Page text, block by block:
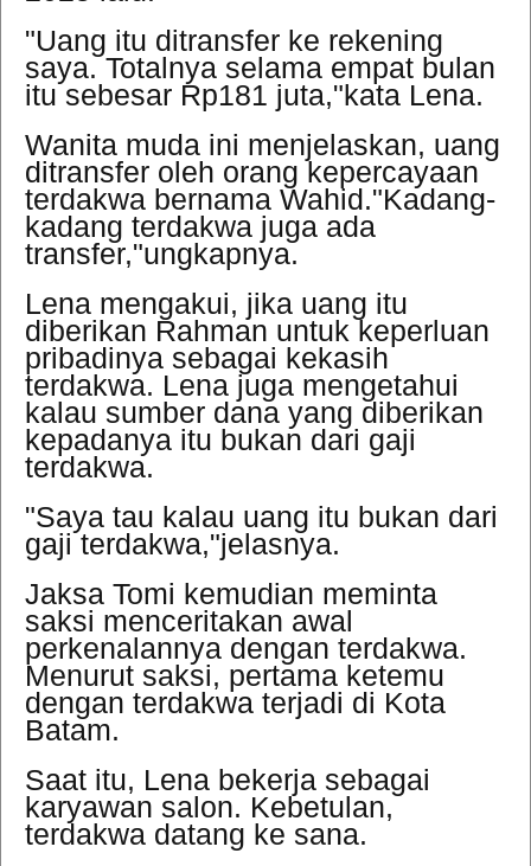
"Uang itu ditransfer ke rekening
saya. Totalnya selama empat bulan
itu sebesar Rp181 juta,"kata Lena.
Wanita muda ini menjelaskan, uang
ditransfer oleh orang kepercayaan
terdakwa bernama Wahid."Kadang-
kadang terdakwa juga ada
transfer,"ungkapnya.
Lena mengakui, jika uang itu
diberikan Rahman untuk keperluan
pribadinya sebagai kekasih
terdakwa. Lena juga mengetahui
kalau sumber dana yang diberikan
kepadanya itu bukan dari gaji
terdakwa.
"Saya tau kalau uang itu bukan dari
gaji terdakwa,"jelasnya.
Jaksa Tomi kemudian meminta
saksi menceritakan awal
perkenalannya dengan terdakwa.
Menurut saksi, pertama ketemu
dengan terdakwa terjadi di Kota
Batam.
Saat itu, Lena bekerja sebagai
karyawan salon. Kebetulan,
terdakwa datang ke sana.